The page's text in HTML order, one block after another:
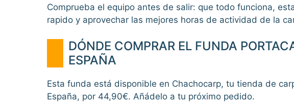
Comprueba el equipo antes de salir: que todo funciona,
rapido y aprovechar las mejores horas de actividad de la
DÓNDE COMPRAR EL FUNDA
ESPAÑA
Esta funda está disponible en Chachocarp, tu tienda de
España, por 44,90€. Añádelo a tu próximo pedido.